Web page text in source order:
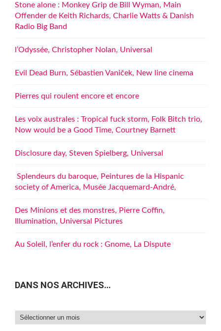
Stone alone : Monkey Grip de Bill Wyman, Main
Offender de Keith Richards, Charlie Watts & Danish
Radio Big Band
l’Odyssée, Christopher Nolan, Universal
Evil Dead Burn, Sébastien Vaniček, New line cinema
Pierres qui roulent encore et encore
Les voix australes : Tropical fuck storm, Folk Bitch trio,
Now would be a Good Time, Courtney Barnett
Disclosure day, Steven Spielberg, Universal
Splendeurs du baroque, Peintures de la Hispanic
society of America, Musée Jacquemard-André,
Des Minions et des monstres, Pierre Coffin,
Illumination, Universal Pictures
Au Soleil, l’enfer du rock : Gnome, La Dispute
DANS NOS ARCHIVES…
Dans